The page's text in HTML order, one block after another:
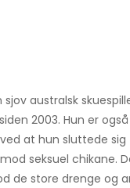
sjov australsk
2003. Hun er
at hun sluttede
seksuel chikane.
de store drenge og